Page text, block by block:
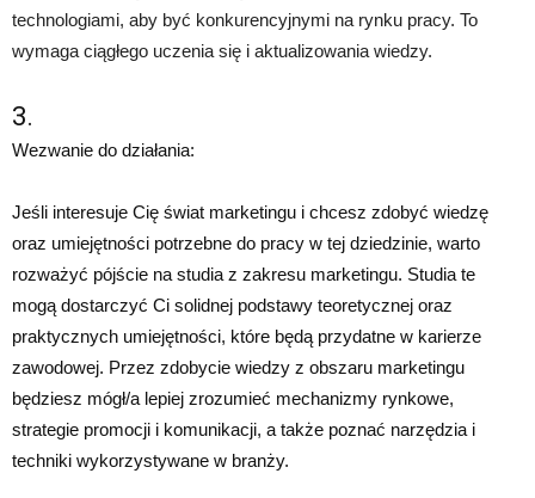
technologiami, aby być konkurencyjnymi na rynku pracy. To
wymaga ciągłego uczenia się i aktualizowania wiedzy.
3.
Wezwanie do działania:
Jeśli interesuje Cię świat marketingu i chcesz zdobyć wiedzę
oraz umiejętności potrzebne do pracy w tej dziedzinie, warto
rozważyć pójście na studia z zakresu marketingu. Studia te
mogą dostarczyć Ci solidnej podstawy teoretycznej oraz
praktycznych umiejętności, które będą przydatne w karierze
zawodowej. Przez zdobycie wiedzy z obszaru marketingu
będziesz mógł/a lepiej zrozumieć mechanizmy rynkowe,
strategie promocji i komunikacji, a także poznać narzędzia i
techniki wykorzystywane w branży.